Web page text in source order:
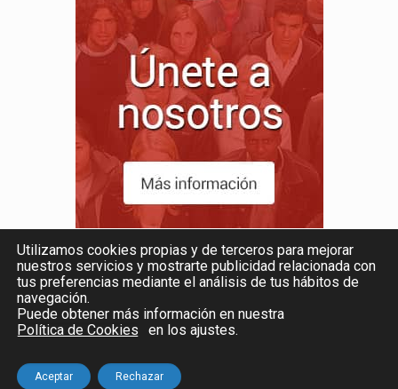
© 2026 CAI |AVISO LEGAL Y PRIVACIDAD
Utilizamos cookies propias y de terceros para mejorar
nuestros servicios y mostrarte publicidad relacionada con
tus preferencias mediante el análisis de tus hábitos de
navegación.
Puede obtener más información en nuestra
Política de Cookies
en los ajustes.
Aceptar Rechazar